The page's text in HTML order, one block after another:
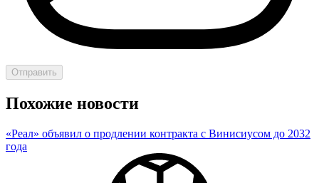
Отправить
Похожие новости
«Реал» объявил о продлении контракта с Винисиусом до 2032
года